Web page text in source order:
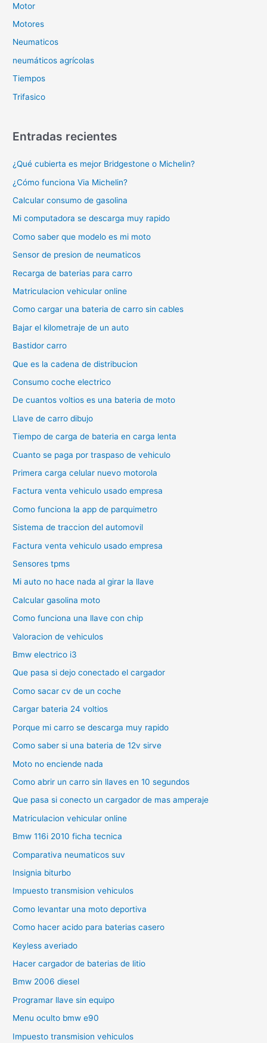
Motor
Motores
Neumaticos
neumáticos agrícolas
Tiempos
Trifasico
Entradas recientes
¿Qué cubierta es mejor Bridgestone o Michelin?
¿Cómo funciona Via Michelin?
Calcular consumo de gasolina
Mi computadora se descarga muy rapido
Como saber que modelo es mi moto
Sensor de presion de neumaticos
Recarga de baterias para carro
Matriculacion vehicular online
Como cargar una bateria de carro sin cables
Bajar el kilometraje de un auto
Bastidor carro
Que es la cadena de distribucion
Consumo coche electrico
De cuantos voltios es una bateria de moto
Llave de carro dibujo
Tiempo de carga de bateria en carga lenta
Cuanto se paga por traspaso de vehiculo
Primera carga celular nuevo motorola
Factura venta vehiculo usado empresa
Como funciona la app de parquimetro
Sistema de traccion del automovil
Factura venta vehiculo usado empresa
Sensores tpms
Mi auto no hace nada al girar la llave
Calcular gasolina moto
Como funciona una llave con chip
Valoracion de vehiculos
Bmw electrico i3
Que pasa si dejo conectado el cargador
Como sacar cv de un coche
Cargar bateria 24 voltios
Porque mi carro se descarga muy rapido
Como saber si una bateria de 12v sirve
Moto no enciende nada
Como abrir un carro sin llaves en 10 segundos
Que pasa si conecto un cargador de mas amperaje
Matriculacion vehicular online
Bmw 116i 2010 ficha tecnica
Comparativa neumaticos suv
Insignia biturbo
Impuesto transmision vehiculos
Como levantar una moto deportiva
Como hacer acido para baterias casero
Keyless averiado
Hacer cargador de baterias de litio
Bmw 2006 diesel
Programar llave sin equipo
Menu oculto bmw e90
Impuesto transmision vehiculos